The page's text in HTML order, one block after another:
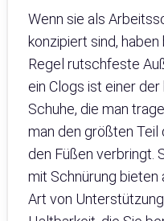
Wenn sie als
konzipiert sind,
Regel rutschfeste
ein Clogs ist einer
Schuhe, die man
man den größten Teil
den Füßen verbringt.
mit Schnürung bieten
Art von